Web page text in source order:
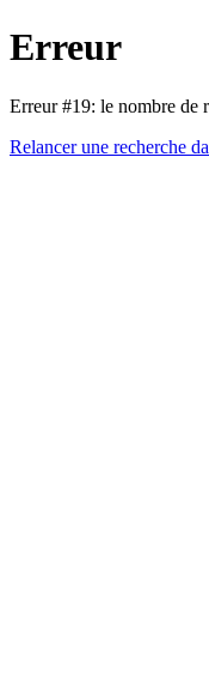
Erreur
Erreur #19: le nombre de
Relancer une recherche